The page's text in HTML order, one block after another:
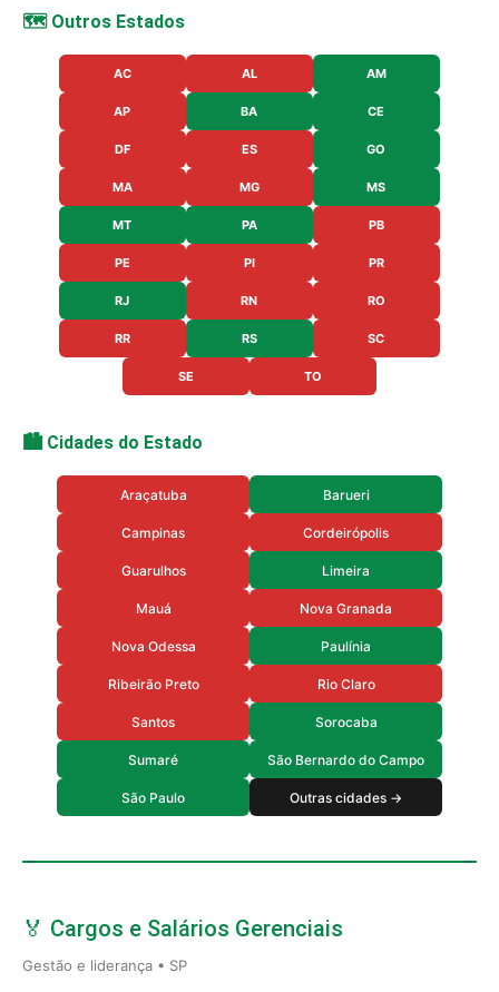
🗺️ Outros Estados
AC AL AM
AP BA CE
DF ES GO
MA MG MS
MT PA PB
PE PI PR
RJ RN RO
RR RS SC
SE TO
🏙️ Cidades do Estado
Araçatuba Barueri
Campinas Cordeirópolis
Guarulhos Limeira
Mauá Nova Granada
Nova Odessa Paulínia
Ribeirão Preto Rio Claro
Santos Sorocaba
Sumaré São Bernardo do Campo
São Paulo Outras cidades →
🏅 Cargos e Salários Gerenciais
Gestão e liderança • SP